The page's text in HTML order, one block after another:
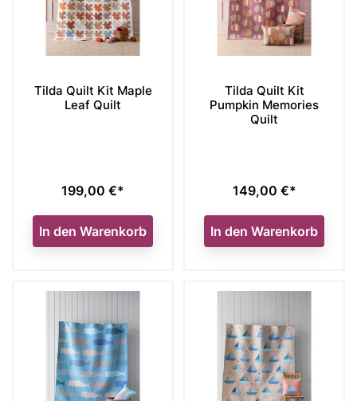
Tilda Quilt Kit Maple
Leaf Quilt
Preis
199,00 €*
In den Warenkorb
Tilda Quilt Kit
Pumpkin Memories
Quilt
Preis
149,00 €*
In den Warenkorb